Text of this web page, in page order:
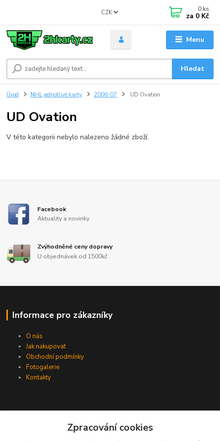
Menu
CZK
Hledat
0 ks
za 0 Kč
Úvod NHL jednotlivé karty 2006-07 UD Ovation
UD Ovation
V této kategorii nebylo nalezeno žádné zboží.
Facebook
Aktuality a novinky
Zvýhodněné ceny dopravy
U objednávek od 1500kč
Informace pro zákazníky
O nás
Jak nakupovat
Obchodní podmínky
Fotogalerie
Kontakty
Zpracování cookies